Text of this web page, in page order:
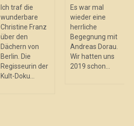
Ich traf die
wunderbare
Christine Franz
über den
Dächern von
Berlin. Die
Regisseurin der
Kult-Doku...
Es war mal
wieder eine
herrliche
Begegnung mit
Andreas Dorau.
Wir hatten uns
2019 schon...